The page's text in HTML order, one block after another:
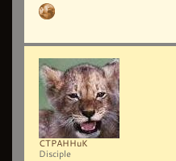
CTPAHHuK
Disciple